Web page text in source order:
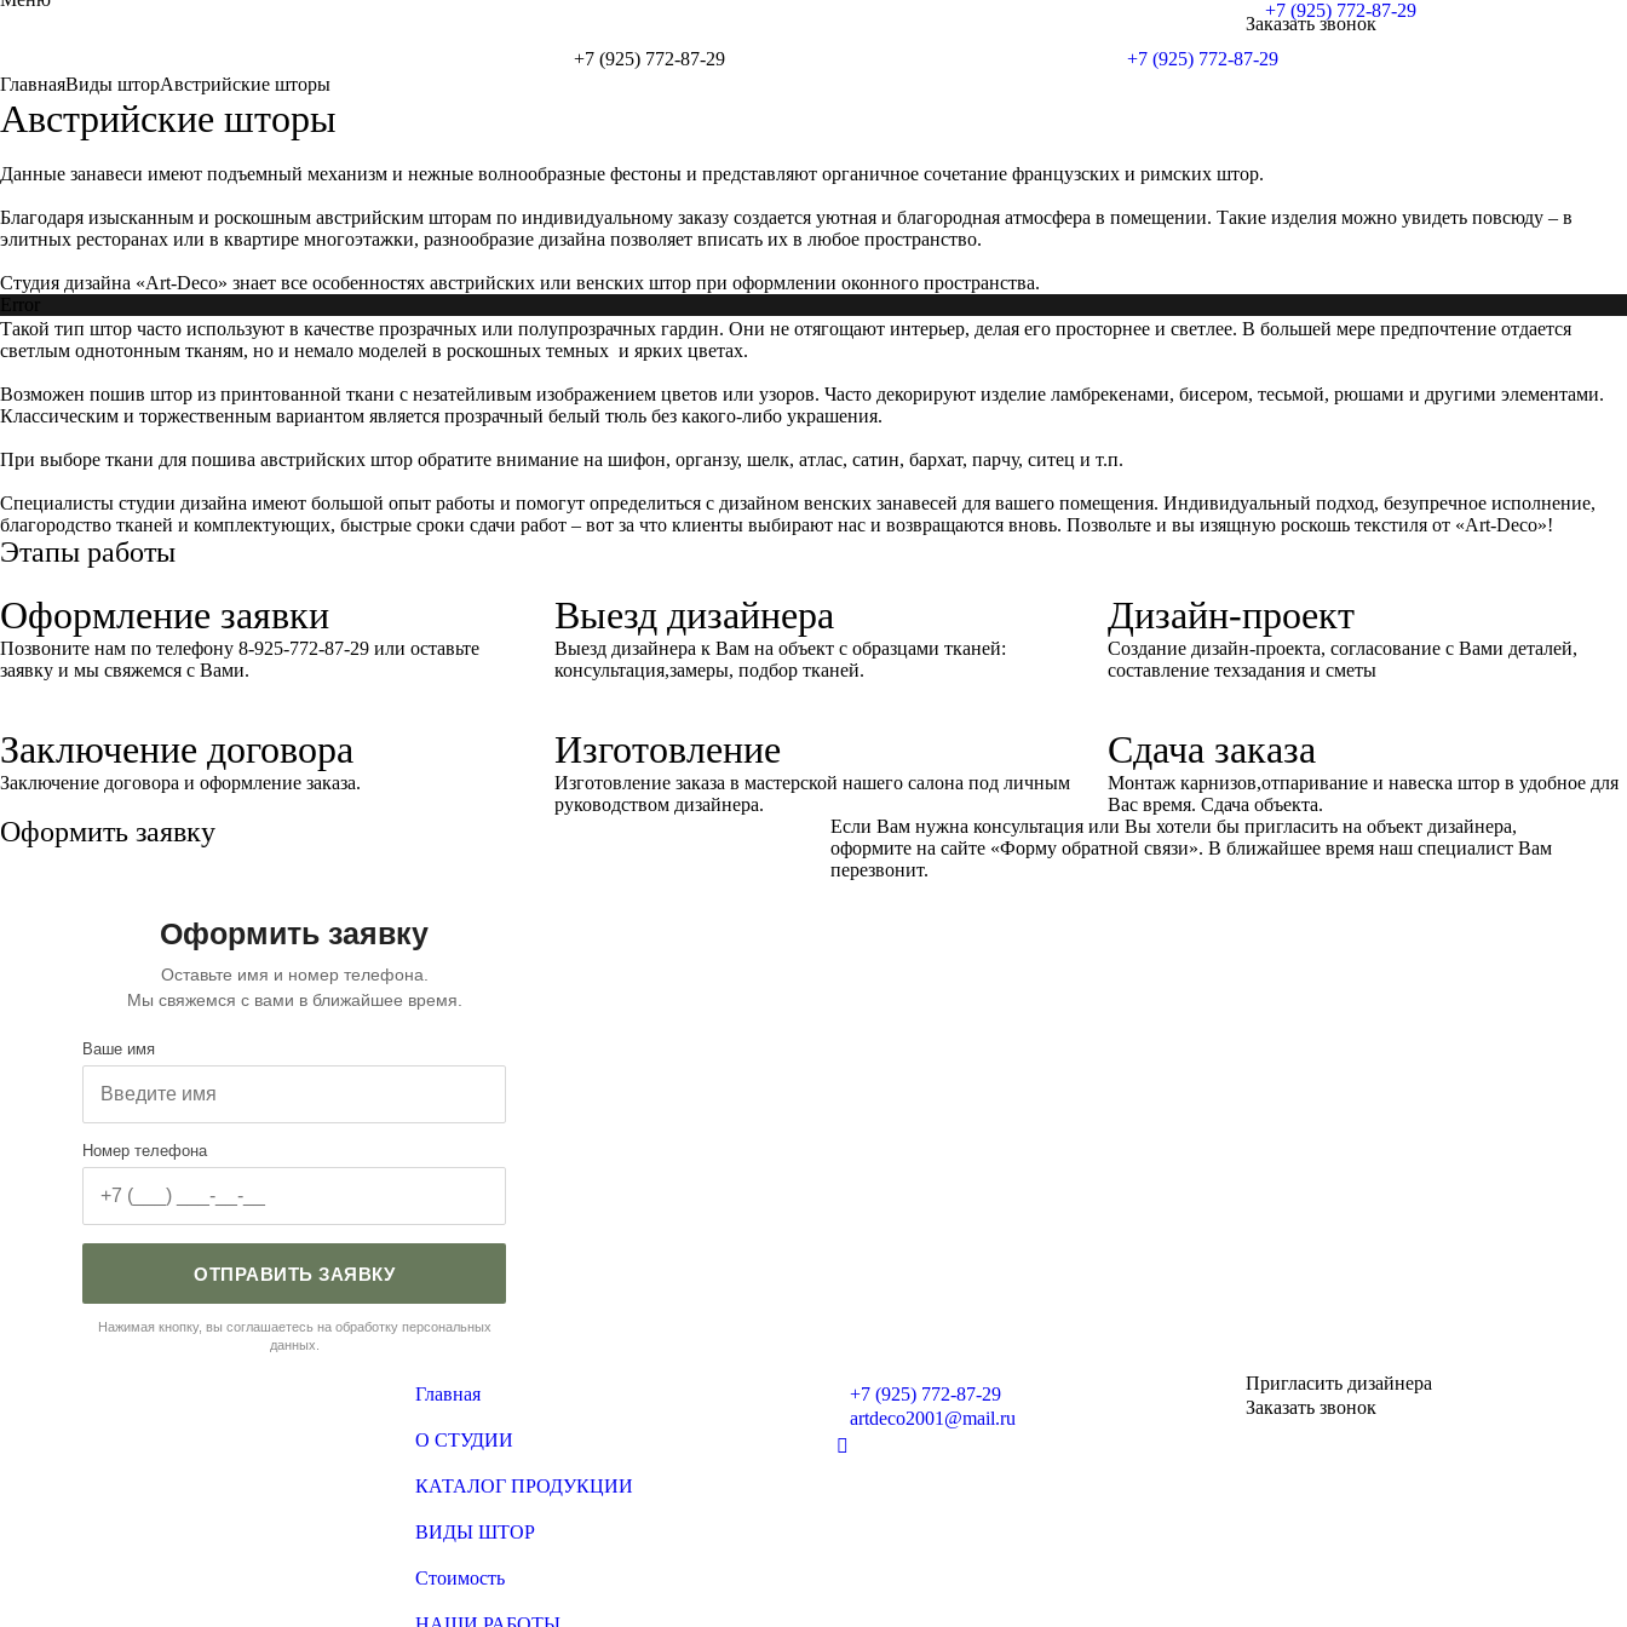
+7 (925) 772-87-29
Заказать звонок
+7 (925) 772-87-29
+7 (925) 772-87-29
ГлавнаяВиды шторАвстрийские шторы
Австрийские шторы
Данные занавеси имеют подъемный механизм и нежные волнообразные фестоны и представляют органичное сочетание французских и римских штор.
Благодаря изысканным и роскошным австрийским шторам по индивидуальному заказу создается уютная и благородная атмосфера в помещении. Такие изделия можно увидеть повсюду – в
элитных ресторанах или в квартире многоэтажки, разнообразие дизайна позволяет вписать их в любое пространство.
Студия дизайна «Art-Deco» знает все особенностях австрийских или венских штор при оформлении оконного пространства.
Error
Такой тип штор часто используют в качестве прозрачных или полупрозрачных гардин. Они не отягощают интерьер, делая его просторнее и светлее. В большей мере предпочтение отдается
светлым однотонным тканям, но и немало моделей в роскошных темных и ярких цветах.
Возможен пошив штор из принтованной ткани с незатейливым изображением цветов или узоров. Часто декорируют изделие ламбрекенами, бисером, тесьмой, рюшами и другими элементами.
Классическим и торжественным вариантом является прозрачный белый тюль без какого-либо украшения.
При выборе ткани для пошива австрийских штор обратите внимание на шифон, органзу, шелк, атлас, сатин, бархат, парчу, ситец и т.п.
Специалисты студии дизайна имеют большой опыт работы и помогут определиться с дизайном венских занавесей для вашего помещения. Индивидуальный подход, безупречное исполнение,
благородство тканей и комплектующих, быстрые сроки сдачи работ – вот за что клиенты выбирают нас и возвращаются вновь. Позвольте и вы изящную роскошь текстиля от «Art-Deco»!
Этапы работы
Оформление заявки
Позвоните нам по телефону 8-925-772-87-29 или оставьте
заявку и мы свяжемся с Вами.
Выезд дизайнера
Выезд дизайнера к Вам на объект с образцами тканей:
консультация,замеры, подбор тканей.
Дизайн-проект
Создание дизайн-проекта, согласование с Вами деталей,
составление техзадания и сметы
Заключение договора
Заключение договора и оформление заказа.
Изготовление
Изготовление заказа в мастерской нашего салона под личным
руководством дизайнера.
Сдача заказа
Монтаж карнизов,отпаривание и навеска штор в удобное для
Вас время. Сдача объекта.
Оформить заявку
Если Вам нужна консультация или Вы хотели бы пригласить на объект дизайнера,
оформите на сайте «Форму обратной связи». В ближайшее время наш специалист Вам
перезвонит.
Оформить заявку
Оставьте имя и номер телефона.
Мы свяжемся с вами в ближайшее время.
Ваше имя
Номер телефона
ОТПРАВИТЬ ЗАЯВКУ
Нажимая кнопку, вы соглашаетесь на обработку персональных
данных.
Главная
О СТУДИИ
КАТАЛОГ ПРОДУКЦИИ
ВИДЫ ШТОР
Стоимость
+7 (925) 772-87-29
artdeco2001@mail.ru
Пригласить дизайнера
Заказать звонок